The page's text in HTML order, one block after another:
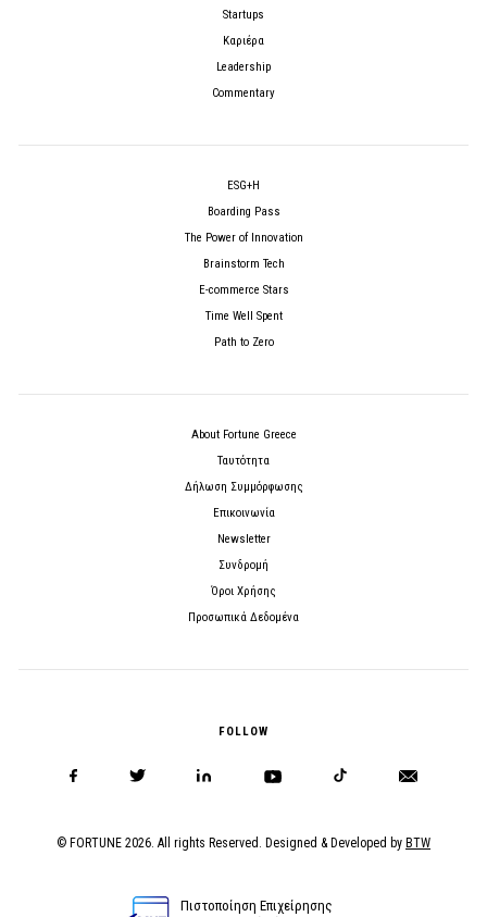
Startups
Καριέρα
Leadership
Commentary
ESG+H
Boarding Pass
The Power of Innovation
Brainstorm Tech
E-commerce Stars
Time Well Spent
Path to Zero
About Fortune Greece
Ταυτότητα
Δήλωση Συμμόρφωσης
Επικοινωνία
Newsletter
Συνδρομή
Όροι Χρήσης
Προσωπικά Δεδομένα
FOLLOW
© FORTUNE 2026. All rights Reserved. Designed & Developed by BTW
Πιστοποίηση Επιχείρησης